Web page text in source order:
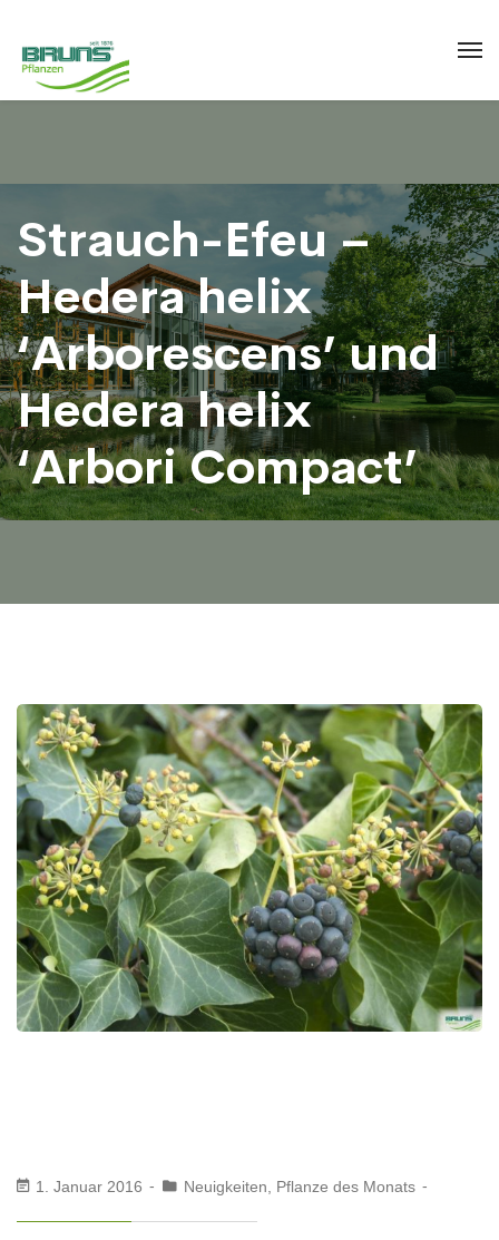
Strauch-Efeu –
Hedera helix
‘Arborescens’ und
Hedera helix
‘Arbori Compact’
1. Januar 2016 Neuigkeiten Pflanze des Monats